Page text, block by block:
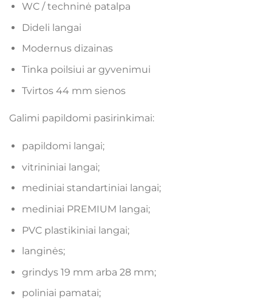
WC / techninė patalpa
Dideli langai
Modernus dizainas
Tinka poilsiui ar gyvenimui
Tvirtos 44 mm sienos
Galimi papildomi pasirinkimai:
papildomi langai;
vitrininiai langai;
mediniai standartiniai langai;
mediniai PREMIUM langai;
PVC plastikiniai langai;
langinės;
grindys 19 mm arba 28 mm;
poliniai pamatai;